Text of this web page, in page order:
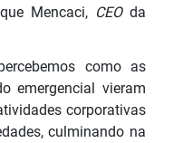
Mencaci, CEOda
como as
emergencial vieram
corporativas
culminando na